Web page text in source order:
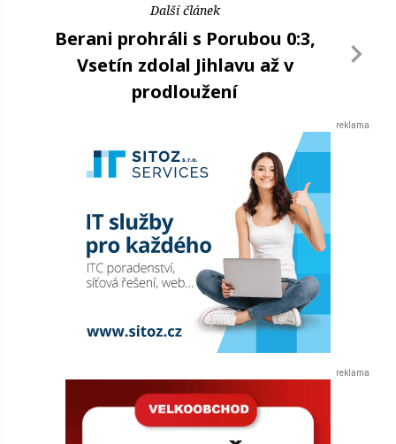
Další článek
Berani prohráli s Porubou 0:3,
Vsetín zdolal Jihlavu až v
prodloužení